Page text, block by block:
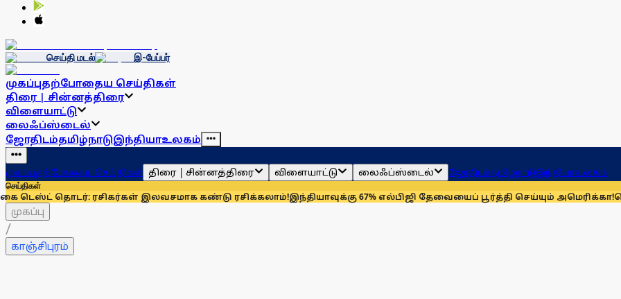
செய்தி மடல் இ-பேப்பர்
முகப்புதற்போதைய செய்திகள்
திரை | சின்னத்திரை
விளையாட்டு
லைஃப்ஸ்டைல்
ஜோதிடம்தமிழ்நாடுஇந்தியாஉலகம்
முகப்புதற்போதைய செய்திகள் திரை | சின்னத்திரை விளையாட்டு லைஃப்ஸ்டைல் ஜோதிடம்தமிழ்நாடுஇந்தியாஉலகம்
செய்திகள்
ரசிகர்கள் இலவசமாக கண்டு ரசிக்கலாம்!இந்தியாவுக்கு 67% எல்பிஜி தேவையைப் பூர்த்தி செய்யும் அமெரிக்கா! செயின்ட்
முகப்பு
/
காஞ்சிபுரம்